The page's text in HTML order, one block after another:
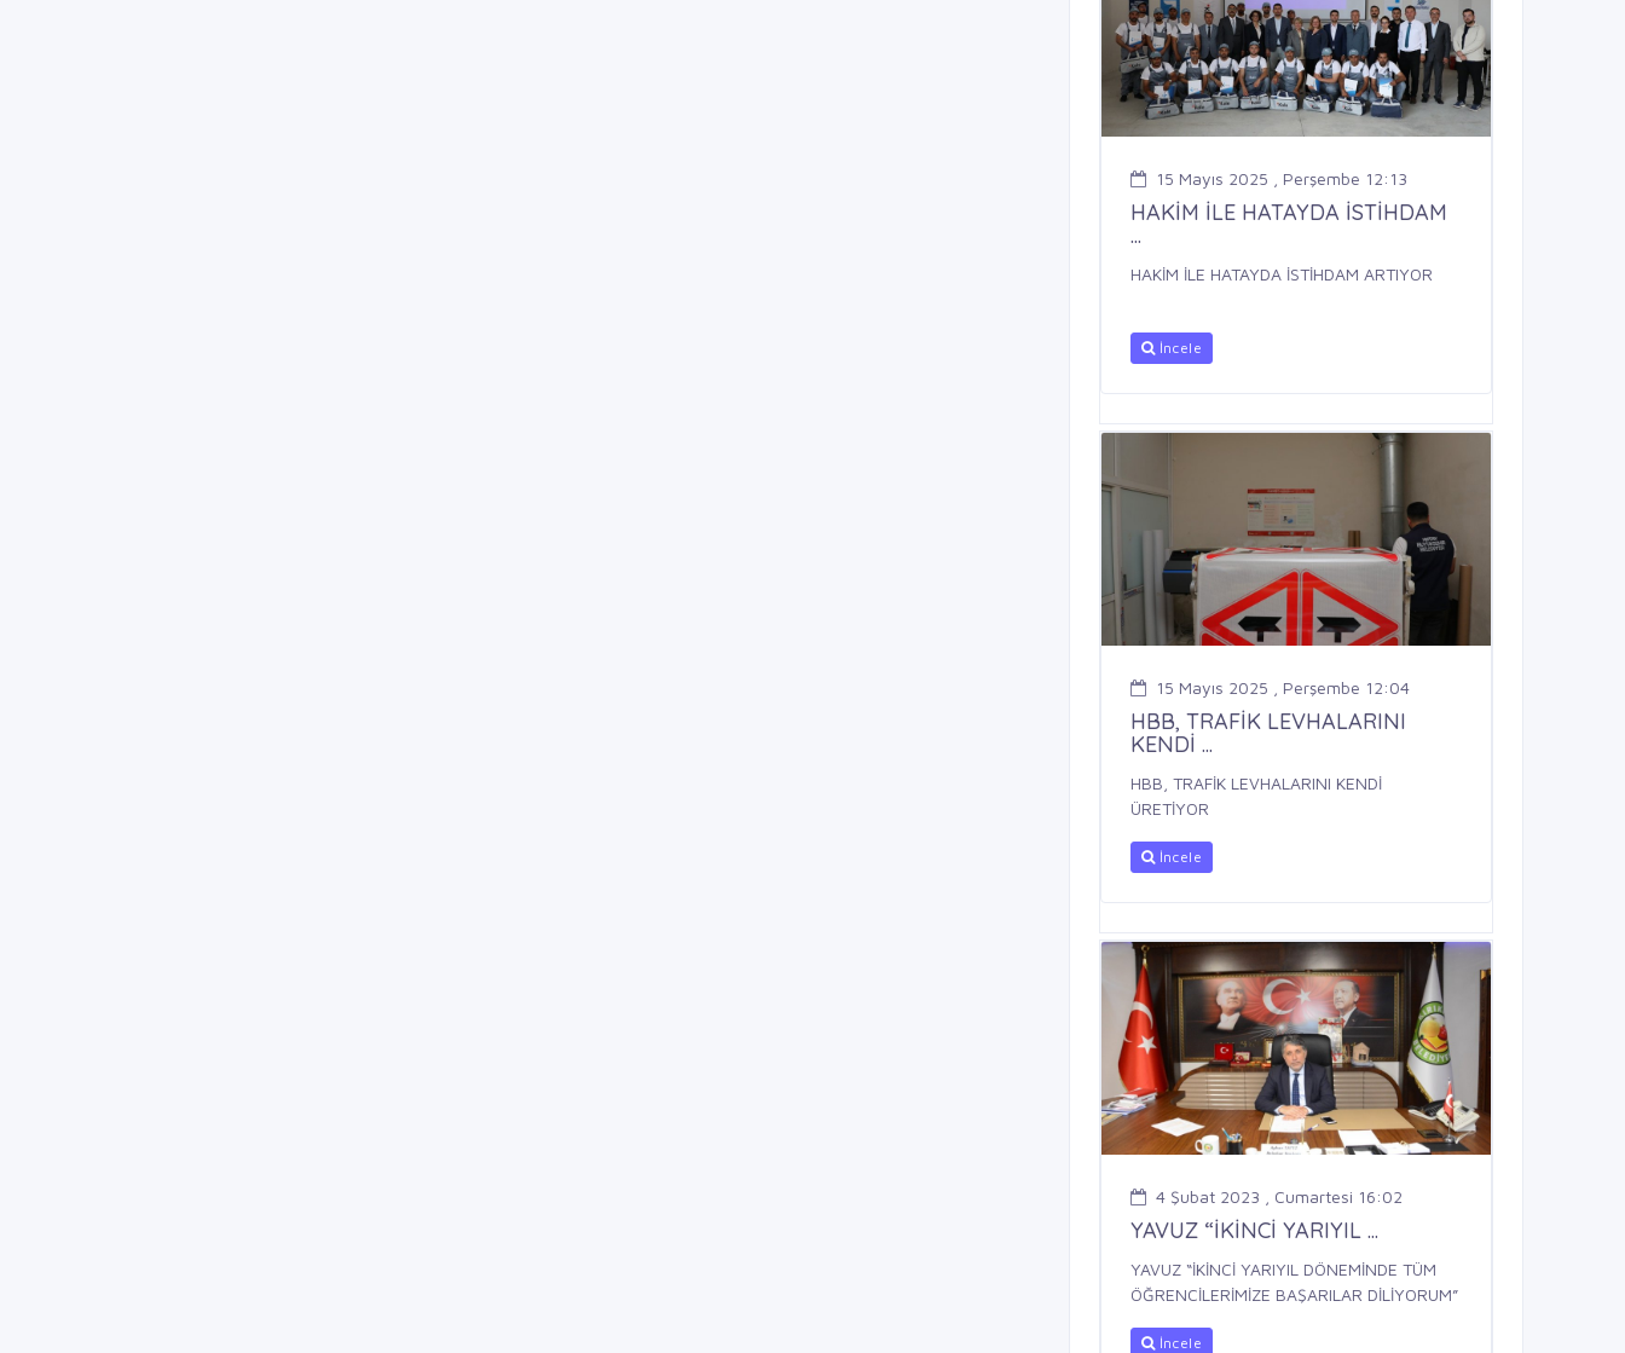
15 Mayıs 2025 , Perşembe 12:13
HAKİM İLE HATAYDA İSTİHDAM
...
HAKİM İLE HATAYDA İSTİHDAM ARTIYOR
İncele
15 Mayıs 2025 , Perşembe 12:04
HBB, TRAFİK LEVHALARINI
KENDİ ...
HBB, TRAFİK LEVHALARINI KENDİ
ÜRETİYOR
İncele
4 Şubat 2023 , Cumartesi 16:02
YAVUZ “İKİNCİ YARIYIL ...
YAVUZ “İKİNCİ YARIYIL DÖNEMİNDE TÜM
ÖĞRENCİLERİMİZE BAŞARILAR DİLİYORUM”
İncele